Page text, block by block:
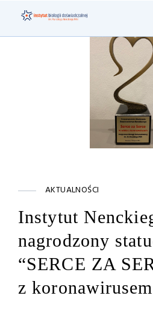
AKTUALNOŚCI
Instytut
nagrodzony
“SERCE ZA
z